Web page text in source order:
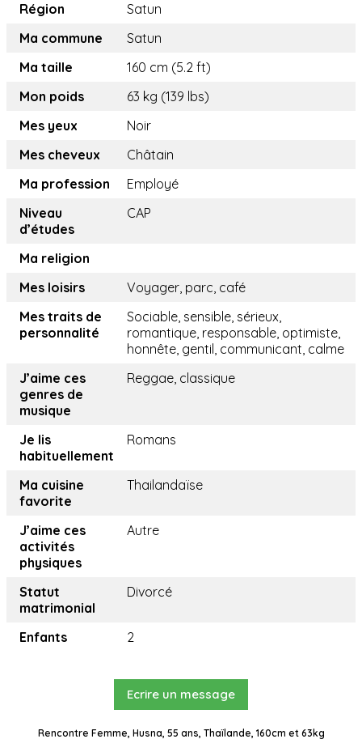
Région
Satun
Ma commune
Satun
Ma taille
160 cm (5.2 ft)
Mon poids
63 kg (139 lbs)
Mes yeux
Noir
Mes cheveux
Châtain
Ma profession
Employé
Niveau
d’études
CAP
Ma religion
Mes loisirs
Voyager, parc, café
Mes traits de
personnalité
Sociable, sensible, sérieux,
romantique, responsable, optimiste,
honnête, gentil, communicant, calme
J’aime ces
genres de
musique
Reggae, classique
Je lis
habituellement
Romans
Ma cuisine
favorite
Thailandaïse
J’aime ces
activités
physiques
Autre
Statut
matrimonial
Divorcé
Enfants 2
Ecrire un message
Rencontre Femme, Husna, 55 ans, Thaïlande, 160cm et 63kg